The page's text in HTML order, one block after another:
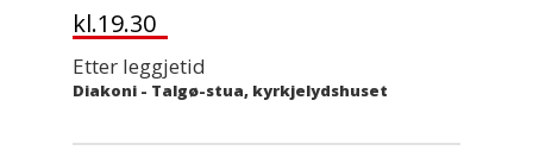
kl.19.30
Etter leggjetid
Diakoni - Talgø-stua, kyrkjelydshuset